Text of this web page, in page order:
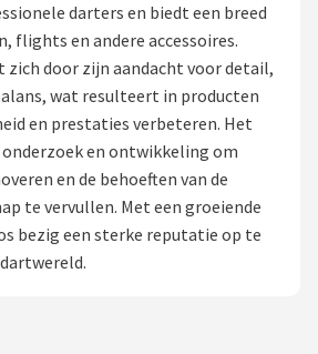
darters en biedt een breed
flights en andere accessoires.
zich door zijn aandacht voor detail,
wat resulteert in producten
en prestaties verbeteren. Het
en ontwikkeling om
en de behoeften van de
te vervullen. Met een groeiende
bezig een sterke reputatie op te